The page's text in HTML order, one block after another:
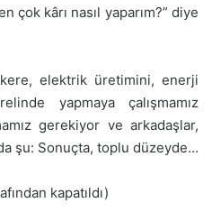
çok kârı nasıl yaparım?” diye
elektrik üretimini, enerji
yapmaya çalışmamız
gerekiyor ve arkadaşlar,
şu: Sonuçta, toplu düzeyde…
kapatıldı)